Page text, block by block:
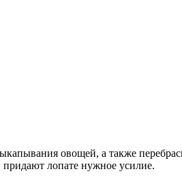
овощей, а также
лопате нужное усилие.